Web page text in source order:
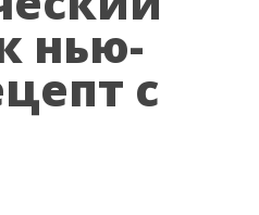
нью-
с